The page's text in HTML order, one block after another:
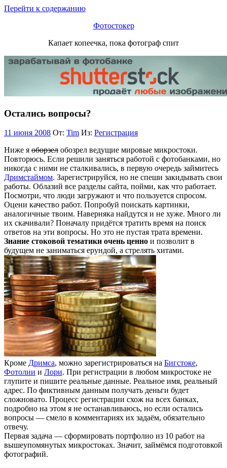
Перейти к содержанию
Фотостокер
Капает копеечка, пока фотограф спит
Остались вопросы?
11 июня 2008 От: Tim Из: Регистрация
Ниже я оборзел обозрел ведущие мировые микростоки.
Повторюсь. Если решили заняться работой с фотобанками, но
никогда с ними не сталкивались, в первую очередь займитесь
Дримстаймом. Зарегистрируйся, но не спеши закидывать свои
работы. Облазий все разделы сайта, пойми, как что работает.
Посмотри, что люди загружают и что пользуется спросом.
Оцени качество работ. Попробуй поискать картинки,
аналогичные твоим. Наверняка найдутся и не хуже. Много ли
их скачивали? Поначалу придётся тратить время на поиск
ответов на эти вопросы. Но это не пустая трата времени.
Знание стоковой тематики очень ценно и позволит в
будущем не заниматься ерундой, а стрелять хитами.
Кроме Дримса, можно зарегистрироваться на Бигстоке,
Фотолии и Лори. При регистрации в любом микростоке не
глупите и пишите реальные данные. Реальное имя, реальный
адрес. По фиктивным данным получать деньги будет
сложновато. Процесс регистрации схож на всех банках,
подробно на этом я не останавливаюсь, но если остались
вопросы — смело в комментариях их задаём, обязательно
отвечу.
Первая задача — сформировать портфолио из 10 работ на
вышеупомянутых микростоках. Значит, займёмся подготовкой
фотографий.